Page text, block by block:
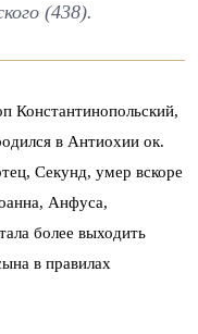
(438).
Константинопольский,
в Антиохии ок.
Секунд, умер вскоре
Анфуса,
более выходить
в правилах